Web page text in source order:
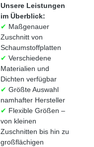
Unsere Leistungen
im Überblick:
✔ Maßgenauer
Zuschnitt von
Schaumstoffplatten
✔ Verschiedene
Materialien und
Dichten verfügbar
✔ Größte Auswahl
namhafter Hersteller
✔ Flexible Größen –
von kleinen
Zuschnitten bis hin zu
großflächigen